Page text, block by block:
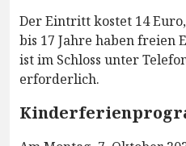
Der Eintritt kostet 14
bis 17 Jahre haben freien
ist im Schloss unter
erforderlich.